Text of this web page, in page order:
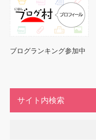
ブログランキング参加中
サイト内検索